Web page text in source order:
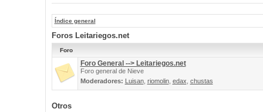
Índice general
Foros Leitariegos.net
Foro
Foro General --> Leitariegos.net
Foro general de Nieve
Moderadores: Luisan, riomolin, edax chustas
Otros